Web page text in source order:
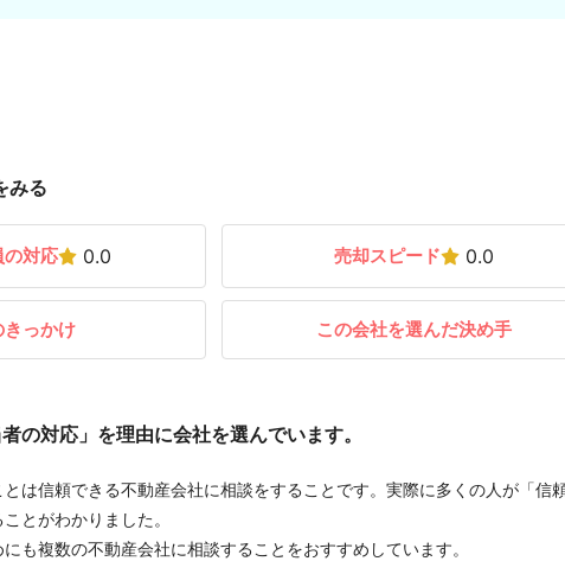
みる
対応 0.0 売却スピード 0.0
っかけ この会社を選んだ決め手
の対応」を理由に会社を選んでいます。
は信頼できる不動産会社に相談をすることです。実際に多くの人が「信
とがわかりました。
も複数の不動産会社に相談することをおすすめしています。